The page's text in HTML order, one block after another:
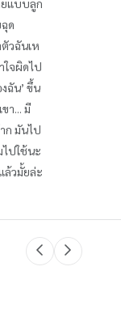
ยแบบลูก
ด
วฉันเห
ใจผิดไป
ฉัน’ ขึ้น
า... มี
ก มันไป
ไปใช้นะ
ล้วมั้ยล่ะ